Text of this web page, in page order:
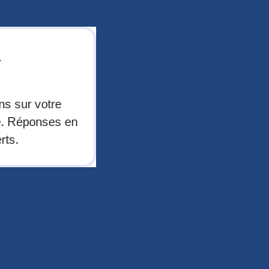
sur votre
Réponses en